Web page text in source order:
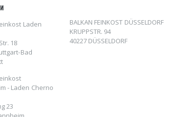
Laden
18
Bad
- Laden Cherno
23
BALKAN FEINKOST DÜSSELDORF
KRUPPSTR. 94
40227 DÜSSELDORF